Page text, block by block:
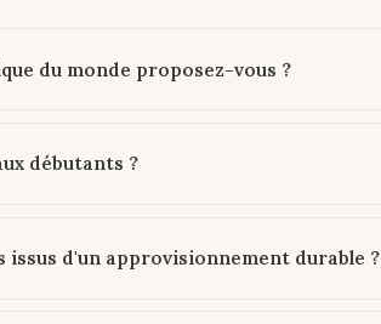
du monde proposez-vous ?
débutants ?
d'un approvisionnement durable ?